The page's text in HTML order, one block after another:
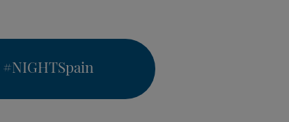
#NIGHTSpain